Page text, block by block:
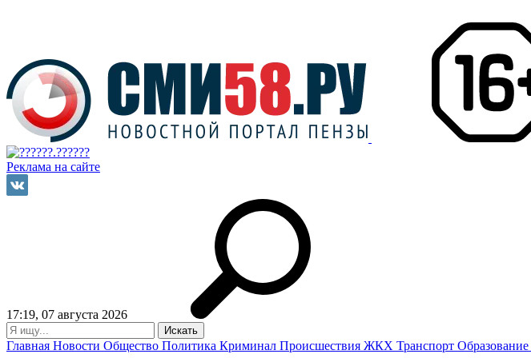
Реклама на сайте
17:19, 07 августа 2026
Главная Новости Общество Политика Криминал Происшествия ЖКХ Транспорт Образование